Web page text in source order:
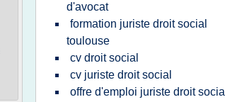
d'avocat
formation juriste droit social
toulouse
cv droit social
cv juriste droit social
offre d'emploi juriste droit social